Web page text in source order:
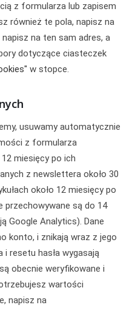
z formularza lub zapisem
również te pola, napisz na
na ten sam adres, a
dotyczące ciasteczek
w stopce.
usuwamy automatycznie
z formularza
miesięcy po ich
z newslettera około 30
około 12 miesięcy po
przechowywane są do 14
Google Analytics). Dane
konto, i znikają wraz z jego
i resetu hasła wygasają
obecnie weryfikowane i
wartości
napisz na